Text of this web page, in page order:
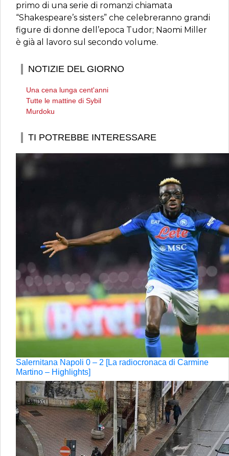
primo di una serie di romanzi chiamata
“Shakespeare’s sisters” che celebreranno grandi
figure di donne dell’epoca Tudor; Naomi Miller
è già al lavoro sul secondo volume.
NOTIZIE DEL GIORNO
Una cena lunga cent'anni
Tutte le mattine di Sybil
Murdoku
TI POTREBBE INTERESSARE
Salernitana Napoli 0 – 2 [La radiocronaca di Carmine
Martino – Highlights]